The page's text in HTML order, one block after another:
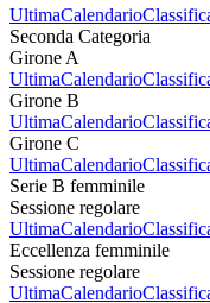
UltimaCalendario
Seconda Categoria
Girone A
UltimaCalendario
Girone B
UltimaCalendario
Girone C
UltimaCalendario
Serie B femminile
Sessione regolare
UltimaCalendario
Eccellenza femminile
Sessione regolare
UltimaCalendario